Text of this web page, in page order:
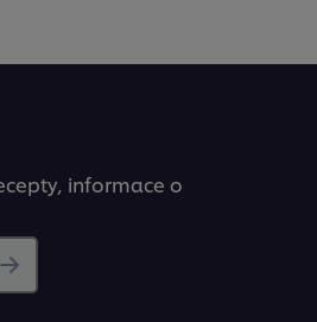
informace o